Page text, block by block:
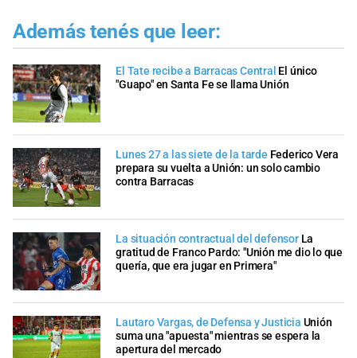
Además tenés que leer:
El Tate recibe a Barracas Central El único
"Guapo" en Santa Fe se llama Unión
Lunes 27 a las siete de la tarde Federico Vera
prepara su vuelta a Unión: un solo cambio
contra Barracas
La situación contractual del defensor La
gratitud de Franco Pardo: "Unión me dio lo que
quería, que era jugar en Primera"
Lautaro Vargas, de Defensa y Justicia Unión
suma una "apuesta" mientras se espera la
apertura del mercado